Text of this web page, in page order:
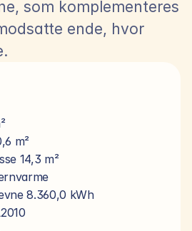
m²
14,3 m²
8.360,0 kWh
som komplementeres
ende, hvor